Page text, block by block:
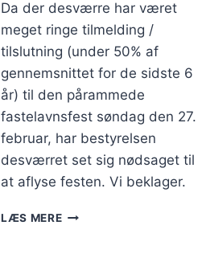
Da der desværre har været
meget ringe tilmelding /
tilslutning (under 50% af
gennemsnittet for de sidste 6
år) til den pårammede
fastelavnsfest søndag den 27.
februar, har bestyrelsen
desværret set sig nødsaget til
at aflyse festen. Vi beklager.
LÆS MEREFASTELAVNSFESTEN